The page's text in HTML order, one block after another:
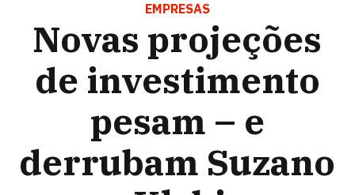
PESAM – E DERRUBAM SUZANO E
EMPRESAS
Novas projeções
de investimento
pesam – e
derrubam Suzano